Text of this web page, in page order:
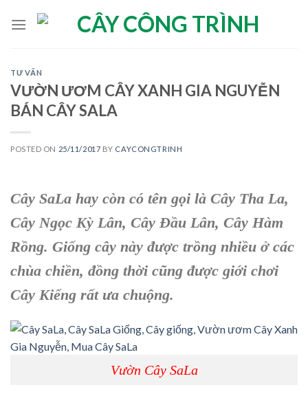
TƯ VẤN
VƯỜN ƯƠM CÂY XANH GIA NGUYỄN
BÁN CÂY SALA
POSTED ON 25/11/2017 BY CAYCONGTRINH
Cây SaLa hay còn có tên gọi là Cây Tha La,
Cây Ngọc Kỳ Lân, Cây Đầu Lân, Cây Hàm
Rồng. Giống cây này được trồng nhiều ở các
chùa chiền, đồng thời cũng được giới chơi
Cây Kiểng rất ưa chuộng.
Vườn Cây SaLa